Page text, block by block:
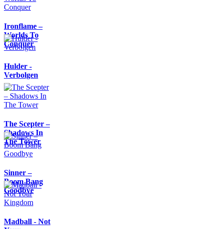
Ironflame –
Worlds To
Conquer
Hulder -
Verbolgen
The Scepter –
Shadows In
The Tower
Sinner –
Boom Bang
Goodbye
Madball - Not